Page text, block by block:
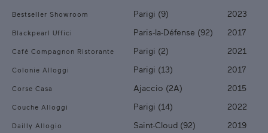
Bestseller Showroom Parigi (9) 2023
Blackpearl Uffici Paris-la-Défense (92) 2017
Café Compagnon Ristorante Parigi (2) 2021
Colonie Alloggi Parigi (13) 2017
Corse Casa Ajaccio (2A) 2015
Couche Alloggi Parigi (14) 2022
Dailly Allogio Saint-Cloud (92) 2019